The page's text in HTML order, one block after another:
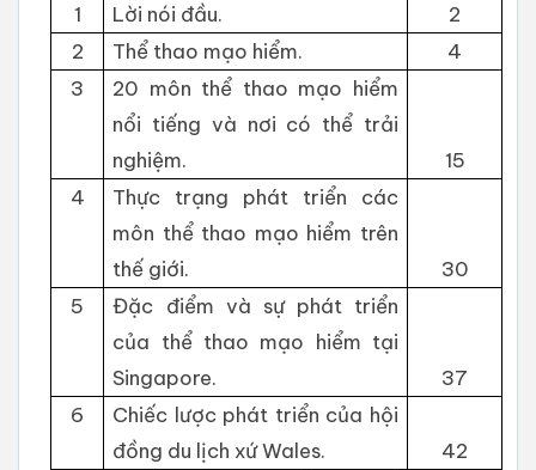
1
Lời nói đầu.
2
2
Thể thao mạo hiểm.
4
3
20 môn thể thao mạo hiểm
nổi tiếng và nơi có thể trải
nghiệm.
15
4
Thực trạng phát triển các
môn thể thao mạo hiểm trên
thế giới.
30
5
Đặc điểm và sự phát triển
của thể thao mạo hiểm tại
Singapore.
37
6
Chiếc lược phát triển của hội
đồng du lịch xứ Wales.
42